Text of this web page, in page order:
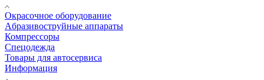
Окрасочное оборудование
Aбразивоструйные аппараты
Компрессоры
Спецодежда
Товары для автосервиса
Информация